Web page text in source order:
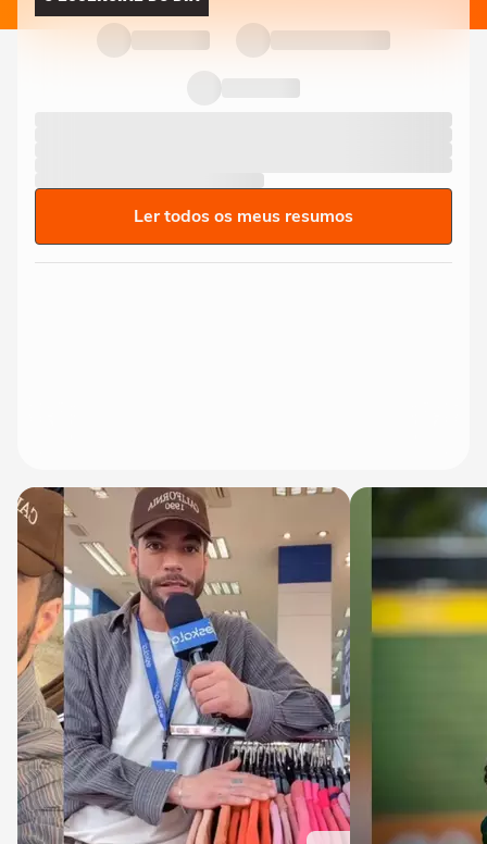
Ler todos os meus resumos